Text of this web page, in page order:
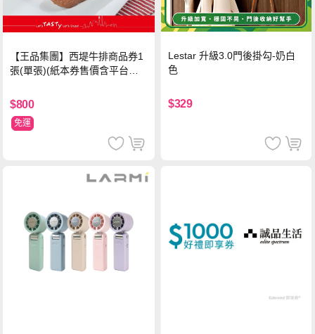
【王品集團】西堤牛排商品券1
張(單張)(紙本券售價含平台物
$800
免運
Lestar 升級3.0門後掛勾-奶白
色
$329